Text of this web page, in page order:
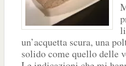
un’acquetta scura, una
solido come quello delle